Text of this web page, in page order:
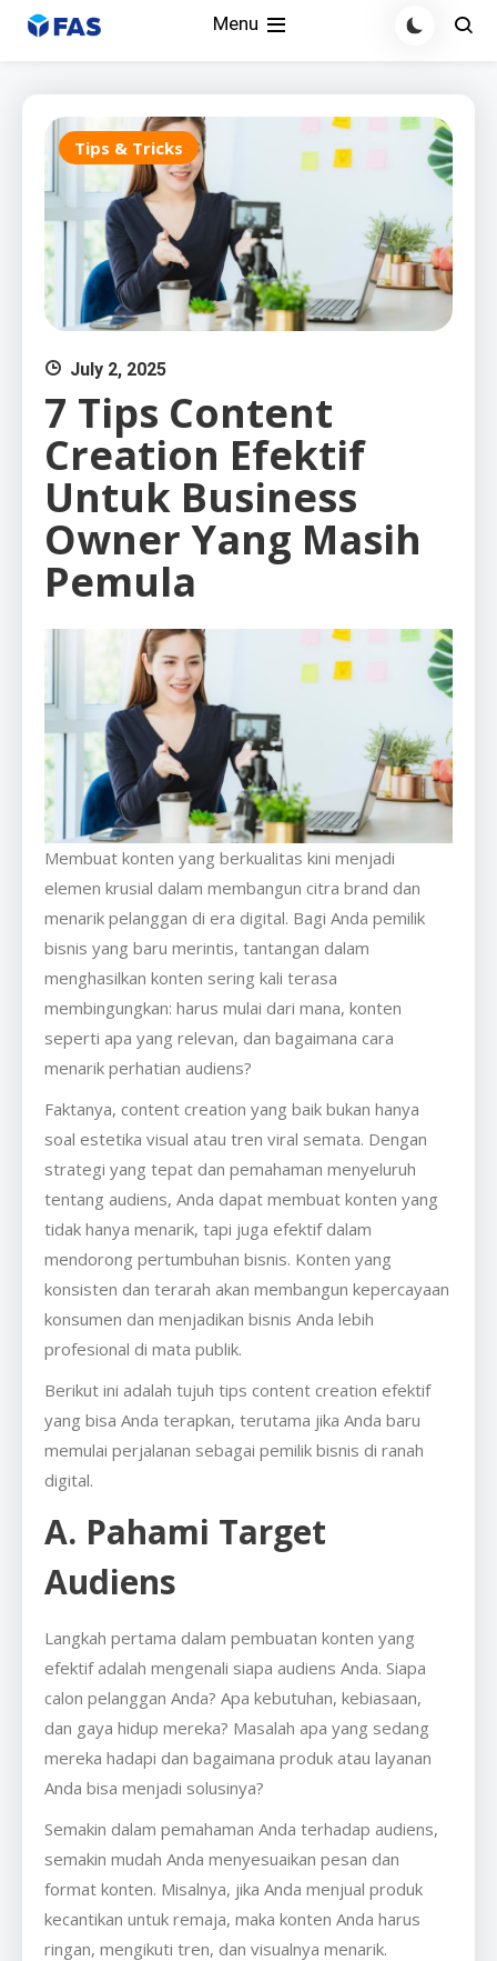
Menu
Tips & Tricks
July 2, 2025
7 Tips Content
Creation Efektif
Untuk Business
Owner Yang Masih
Pemula
Membuat konten yang berkualitas kini menjadi
elemen krusial dalam membangun citra brand dan
menarik pelanggan di era digital. Bagi Anda pemilik
bisnis yang baru merintis, tantangan dalam
menghasilkan konten sering kali terasa
membingungkan: harus mulai dari mana, konten
seperti apa yang relevan, dan bagaimana cara
menarik perhatian audiens?
Faktanya, content creation yang baik bukan hanya
soal estetika visual atau tren viral semata. Dengan
strategi yang tepat dan pemahaman menyeluruh
tentang audiens, Anda dapat membuat konten yang
tidak hanya menarik, tapi juga efektif dalam
mendorong pertumbuhan bisnis. Konten yang
konsisten dan terarah akan membangun kepercayaan
konsumen dan menjadikan bisnis Anda lebih
profesional di mata publik.
Berikut ini adalah tujuh tips content creation efektif
yang bisa Anda terapkan, terutama jika Anda baru
memulai perjalanan sebagai pemilik bisnis di ranah
digital.
A. Pahami Target
Audiens
Langkah pertama dalam pembuatan konten yang
efektif adalah mengenali siapa audiens Anda. Siapa
calon pelanggan Anda? Apa kebutuhan, kebiasaan,
dan gaya hidup mereka? Masalah apa yang sedang
mereka hadapi dan bagaimana produk atau layanan
Anda bisa menjadi solusinya?
Semakin dalam pemahaman Anda terhadap audiens,
semakin mudah Anda menyesuaikan pesan dan
format konten. Misalnya, jika Anda menjual produk
kecantikan untuk remaja, maka konten Anda harus
ringan, mengikuti tren, dan visualnya menarik.